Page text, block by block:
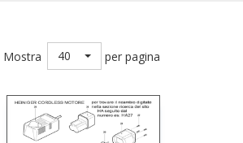
Mostra 40 per pagina